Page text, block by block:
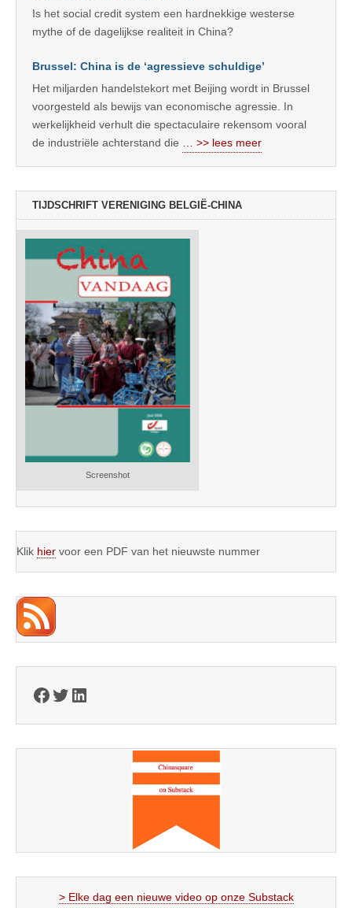
Is het social credit system een hardnekkige westerse
mythe of de dagelijkse realiteit in China?
Brussel: China is de ‘agressieve schuldige’
Het miljarden handelstekort met Beijing wordt in Brussel
voorgesteld als bewijs van economische agressie. In
werkelijkheid verhult die spectaculaire rekensom vooral
de industriële achterstand die
… >> lees meer
TIJDSCHRIFT VERENIGING BELGIË-CHINA
Screenshot
Klik hier voor een PDF van het nieuwste nummer
Facebook
Twitter
LinkedIn
> Elke dag een nieuwe video op onze Substack